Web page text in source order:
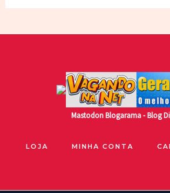
MastodonBlogarama - Blog
LOJA MINHA CONTA